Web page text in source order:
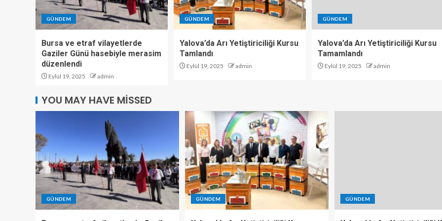
GÜNDEM
Bursa ve etraf vilayetlerde
Gaziler Günü hasebiyle merasim
düzenlendi
Eylül 19, 2025 admin
GÜNDEM
Yalova’da Arı Yetiştiriciliği Kursu
Tamlandı
Eylül 19, 2025 admin
GÜNDEM
Yalova’da Arı Yetiştiriciliği Kursu
Tamamlandı
Eylül 19, 2025 admin
YOU MAY HAVE MISSED
GÜNDEM GÜNDEM GÜNDEM